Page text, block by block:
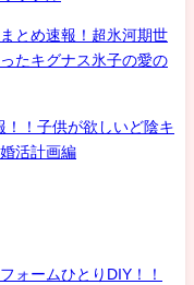
とめ速報！超氷河期世
たキグナス氷子の愛の
！！子供が欲しいど陰キ
活計画編
ォームひとりDIY！！